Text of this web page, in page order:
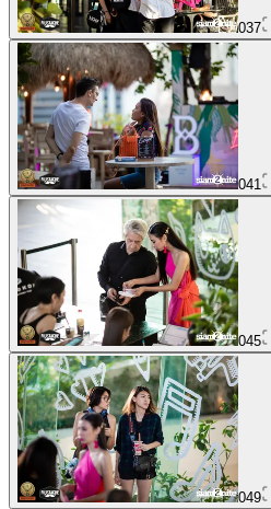
037
041
045
049